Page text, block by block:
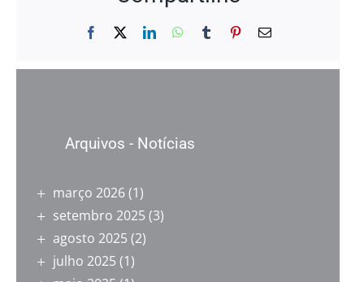
Facebook LinkedInWhatsApp
Tumblr Pinterest
E-
Arquivos - Notícias
março 2026(1)
setembro 2025 (3)
agosto 2025 (2)
julho 2025 (1)